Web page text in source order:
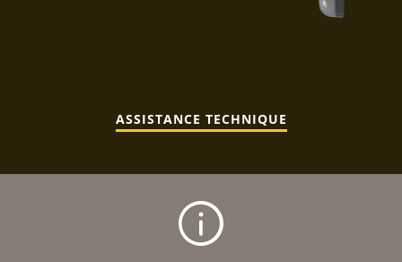
ASSISTANCE TECHNIQUE